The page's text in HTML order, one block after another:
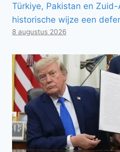
Türkiye, Pakistan en
historische wijze een
8 augustus 2026